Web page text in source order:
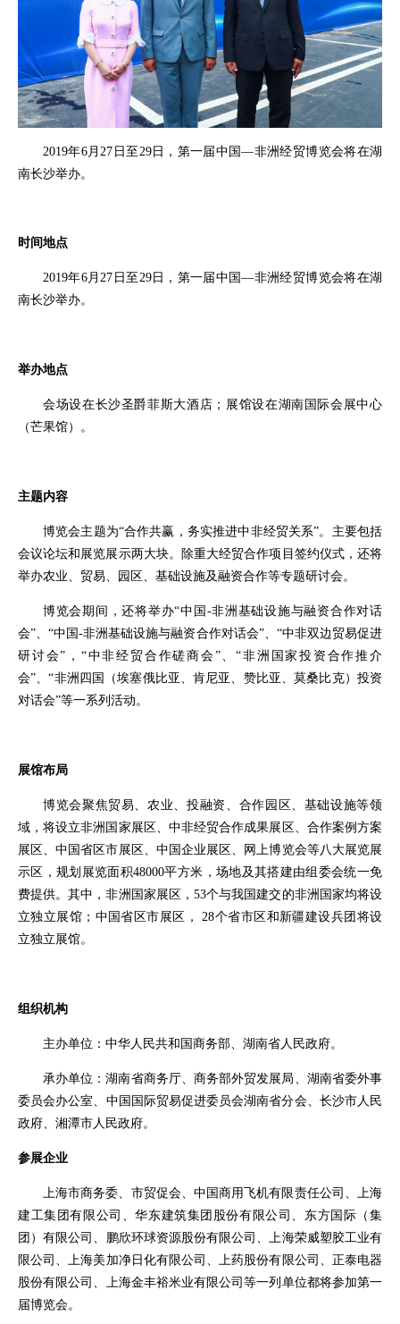
2019年6月27日至29日，第一届中国—非洲经贸博览会将在湖
南长沙举办。
时间地点
2019年6月27日至29日，第一届中国—非洲经贸博览会将在湖
南长沙举办。
举办地点
会场设在长沙圣爵菲斯大酒店；展馆设在湖南国际会展中心
（芒果馆）。
主题内容
博览会主题为“合作共赢，务实推进中非经贸关系”。主要包括
会议论坛和展览展示两大块。除重大经贸合作项目签约仪式，还将
举办农业、贸易、园区、基础设施及融资合作等专题研讨会。
博览会期间，还将举办“中国-非洲基础设施与融资合作对话
会”、“中国-非洲基础设施与融资合作对话会”、“中非双边贸易促进
研讨会”，“中非经贸合作磋商会”、“非洲国家投资合作推介
会”、“非洲四国（埃塞俄比亚、肯尼亚、赞比亚、莫桑比克）投资
对话会”等一系列活动。
展馆布局
博览会聚焦贸易、农业、投融资、合作园区、基础设施等领
域，将设立非洲国家展区、中非经贸合作成果展区、合作案例方案
展区、中国省区市展区、中国企业展区、网上博览会等八大展览展
示区，规划展览面积48000平方米，场地及其搭建由组委会统一免
费提供。其中，非洲国家展区，53个与我国建交的非洲国家均将设
立独立展馆；中国省区市展区， 28个省市区和新疆建设兵团 将设
立独立展馆。
组织机构
主办单位： 中华人民共和国商务部 湖南省人民政府。
承办单位：湖南省商务厅、商务部外贸发展局、湖南省委外事
委员会办公室、 中国国际贸易促进委员会湖南省分会、 长沙市人民
政府
湘潭市人民政府。
参展企业
上海市商务委、市贸促会、 中国商用飞机有限责任公司
、上海
建工集团有限公司、华东建筑集团股份有限公司
东方国际（集
团）有限公司
鹏欣环球资源股份有限公司
上海荣威塑胶工业有
限公司
上海美加净日化有限公司
、上药股份有限公司、正泰电器
股份有限公司、
上海金丰裕米业有限公司等一列单位都将参加第一
届博览会。